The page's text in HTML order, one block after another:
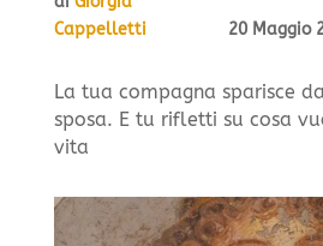
Cappelletti
20 Maggio
La tua compagna sparisce
sposa. E tu rifletti su cosa
vita